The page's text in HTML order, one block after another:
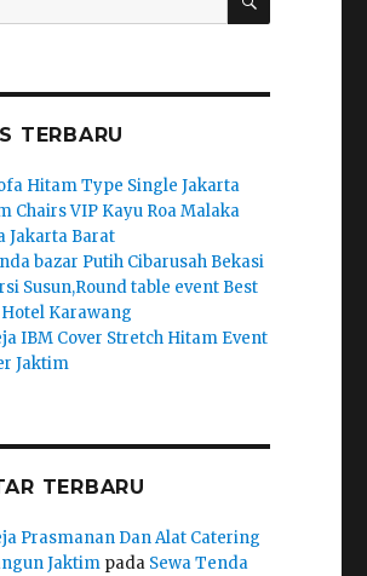
TERBARU
Hitam Type Single Jakarta
Chairs VIP Kayu Roa Malaka
Jakarta Barat
bazar Putih Cibarusah Bekasi
Susun,Round table event Best
Karawang
IBM Cover Stretch Hitam Event
Jaktim
TERBARU
Prasmanan Dan Alat Catering
Jaktim pada Sewa Tenda